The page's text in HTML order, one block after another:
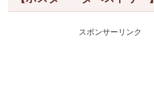
スポンサーリンク